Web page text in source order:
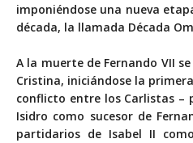
imponiéndose una nueva
década, la llamada Década
A la muerte de Fernando VII
Cristina, iniciándose la
conflicto entre los Carlistas –
Isidro como sucesor de
partidarios de Isabel II